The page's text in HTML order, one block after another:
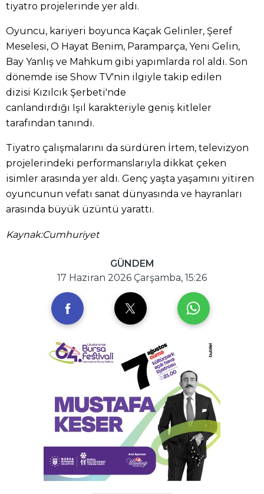
tiyatro projelerinde yer aldı.
Oyuncu, kariyeri boyunca Kaçak Gelinler, Şeref
Meselesi, O Hayat Benim, Paramparça, Yeni Gelin,
Bay Yanlış ve Mahkum gibi yapımlarda rol aldı. Son
dönemde ise Show TV'nin ilgiyle takip edilen
dizisi Kızılcık Şerbeti'nde
canlandırdığı Işıl karakteriyle geniş kitleler
tarafından tanındı.
Tiyatro çalışmalarını da sürdüren İrtem, televizyon
projelerindeki performanslarıyla dikkat çeken
isimler arasında yer aldı. Genç yaşta yaşamını yitiren
oyuncunun vefatı sanat dünyasında ve hayranları
arasında büyük üzüntü yarattı.
Kaynak:Cumhuriyet
GÜNDEM
17 Haziran 2026 Çarşamba, 15:26